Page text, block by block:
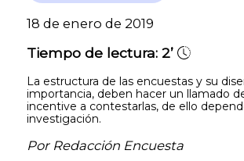
Explorar categorías:
- Artículos destacados
- Consejos para tu encuesta
- Encuesta.com
18 de enero de 2019
Tiempo de lectura: 2’
La estructura de las encuestas y su
importancia, deben hacer un llamado
incentive a contestarlas, de ello
investigación.
Por Redacción Encuesta